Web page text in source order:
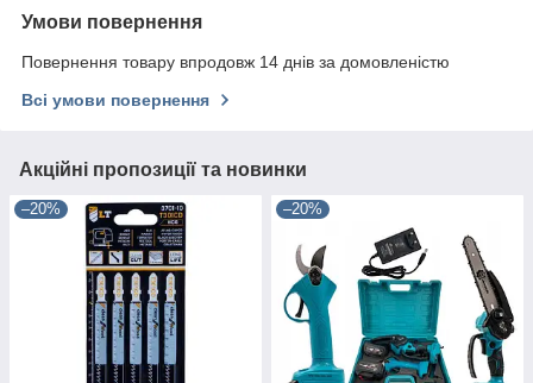
Умови повернення
Повернення товару впродовж 14 днів за домовленістю
Всі умови повернення
Акційні пропозиції та новинки
–20% –20%